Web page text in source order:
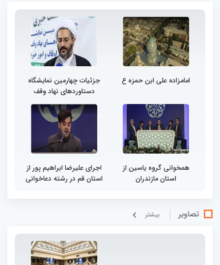
امامزاده علی ابن حمزه ع
جزئیات چهارمین نمایشگاه
دستاوردهای نهاد وقف
همخوانی گروه یاسین از
استان مازندران
اجرای علیرضا ابراهیم پور از
استان قم در رشته دعاخوانی
تصاویر بيشتر